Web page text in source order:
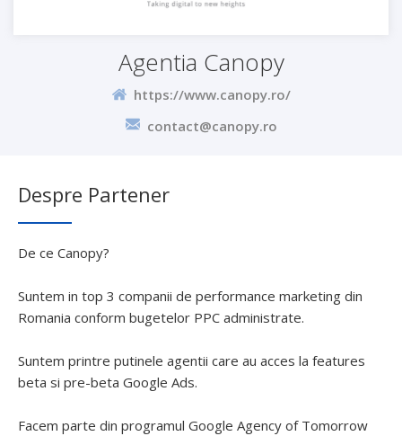
Agentia Canopy
https://www.canopy.ro/
contact@canopy.ro
Despre Partener
De ce Canopy?
Suntem in top 3 companii de performance marketing din
Romania conform bugetelor PPC administrate.
Suntem printre putinele agentii care au acces la features
beta si pre-beta Google Ads.
Facem parte din programul Google Agency of Tomorrow